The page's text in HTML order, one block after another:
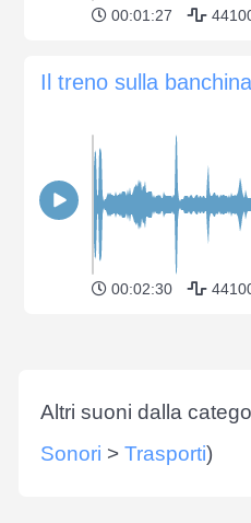
00:01:27
00:02:30
Altri suoni dalla
Sonori > Trasporti)